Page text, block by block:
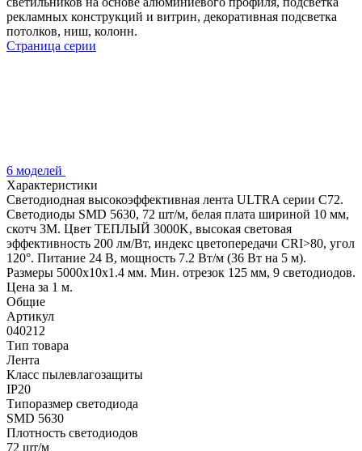
рекламных конструкций и витрин, декоративная подсветка
потолков, ниш, колонн.
Страница серии
6 моделей
Характеристики
Светодиодная высокоэффективная лента ULTRA серии C72.
Светодиоды SMD 5630, 72 шт/м, белая плата шириной 10 мм,
скотч 3M. Цвет ТЕПЛЫЙ 3000K, высокая световая
эффективность 200 лм/Вт, индекс цветопередачи CRI>80, угол
120°. Питание 24 В, мощность 7.2 Вт/м (36 Вт на 5 м).
Размеры 5000x10x1.4 мм. Мин. отрезок 125 мм, 9 светодиодов.
Цена за 1 м.
Общие
Артикул
040212
Тип товара
Лента
Класс пылевлагозащиты
IP20
Типоразмер светодиода
SMD 5630
Плотность светодиодов
72 шт/м